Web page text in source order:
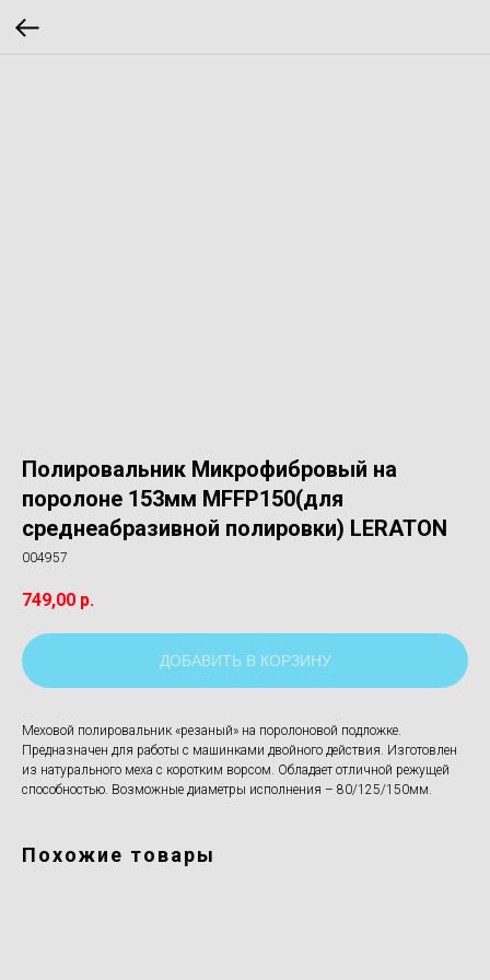
Полировальник Микрофибровый на
поролоне 153мм MFFP150(для
среднеабразивной полировки) LERATON
004957
749,00 р.
ДОБАВИТЬ В КОРЗИНУ
Меховой полировальник «резаный» на поролоновой подложке.
Предназначен для работы с машинками двойного действия. Изготовлен
из натурального меха с коротким ворсом. Обладает отличной режущей
способностью. Возможные диаметры исполнения – 80/125/150мм.
Похожие товары